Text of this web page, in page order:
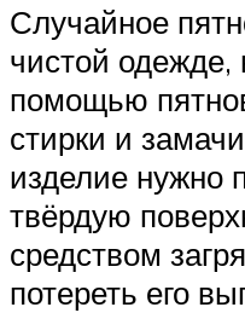
Случайное
чистой одежде,
помощью
стирки и
изделие нужно
твёрдую
средством
потереть его